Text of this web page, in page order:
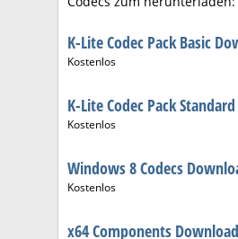
K-Lite Codec Pack Basic
Kostenlos
K-Lite Codec Pack
Kostenlos
Windows 8 Codecs
Kostenlos
x64 Components Download